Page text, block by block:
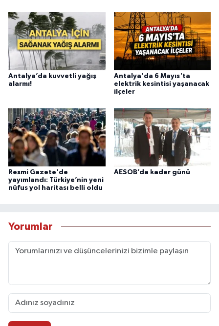
Antalya’da kuvvetli yağış
alarmı!
Antalya'da 6 Mayıs'ta
elektrik kesintisi yaşanacak
ilçeler
Resmi Gazete'de
yayımlandı: Türkiye’nin yeni
nüfus yol haritası belli oldu
AESOB’da kader günü
Yorumlar